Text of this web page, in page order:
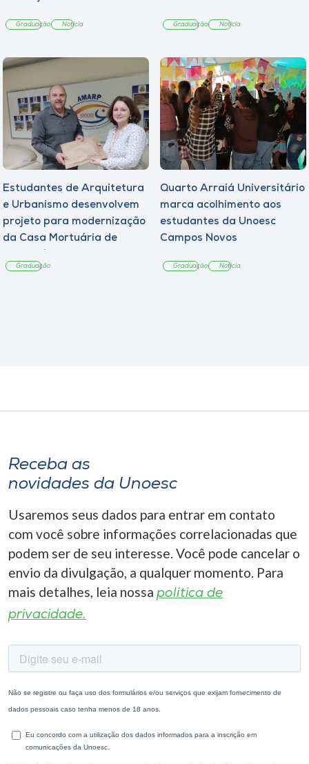
Graduação Notícia Graduação Notícia
Estudantes de Arquitetura
e Urbanismo desenvolvem
projeto para modernização
da Casa Mortuária de
Graduação
Quarto Arraiá Universitário
marca acolhimento aos
estudantes da Unoesc
Campos Novos
Graduação Notícia
Receba as
novidades da Unoesc
Usaremos seus dados para entrar em contato
com você sobre informações correlacionadas que
podem ser de seu interesse. Você pode cancelar o
envio da divulgação, a qualquer momento. Para
mais detalhes, leia nossa política de
privacidade.